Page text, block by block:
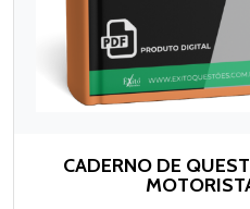
CADERNO DE